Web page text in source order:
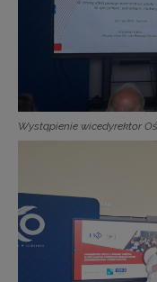
Wystąpienie wicedyrektor